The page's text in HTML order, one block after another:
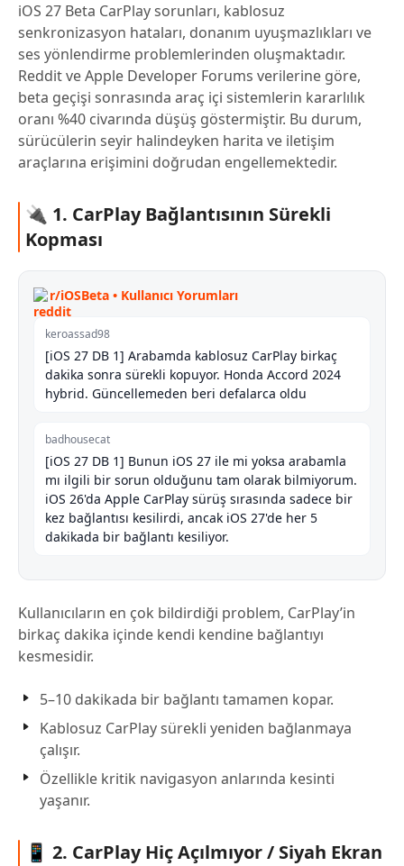
iOS 27 Beta CarPlay sorunları, kablosuz
senkronizasyon hataları, donanım uyuşmazlıkları ve
ses yönlendirme problemlerinden oluşmaktadır.
Reddit ve Apple Developer Forums verilerine göre,
beta geçişi sonrasında araç içi sistemlerin kararlılık
oranı %40 civarında düşüş göstermiştir. Bu durum,
sürücülerin seyir halindeyken harita ve iletişim
araçlarına erişimini doğrudan engellemektedir.
🔌 1. CarPlay Bağlantısının Sürekli
Kopması
r/iOSBeta • Kullanıcı Yorumları
keroassad98
[iOS 27 DB 1] Arabamda kablosuz CarPlay birkaç
dakika sonra sürekli kopuyor. Honda Accord 2024
hybrid. Güncellemeden beri defalarca oldu
badhousecat
[iOS 27 DB 1] Bunun iOS 27 ile mi yoksa arabamla
mı ilgili bir sorun olduğunu tam olarak bilmiyorum.
iOS 26'da Apple CarPlay sürüş sırasında sadece bir
kez bağlantısı kesilirdi, ancak iOS 27'de her 5
dakikada bir bağlantı kesiliyor.
Kullanıcıların en çok bildirdiği problem, CarPlay’in
birkaç dakika içinde kendi kendine bağlantıyı
kesmesidir.
5–10 dakikada bir bağlantı tamamen kopar.
Kablosuz CarPlay sürekli yeniden bağlanmaya
çalışır.
Özellikle kritik navigasyon anlarında kesinti
yaşanır.
📱 2. CarPlay Hiç Açılmıyor / Siyah Ekran